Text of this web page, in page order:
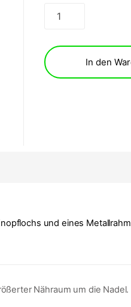
In den
und eines
Nähraum um die Nadel.